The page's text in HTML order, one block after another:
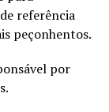
referência
peçonhentos.
por